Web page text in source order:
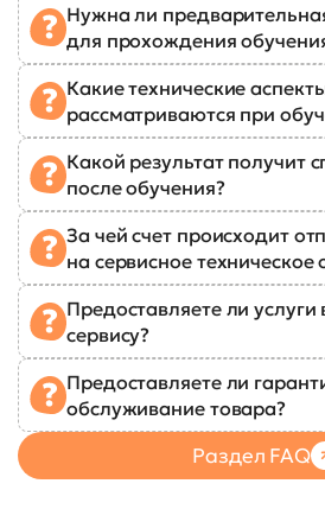
Нужна ли
для прохождения
Какие технические
рассматриваются при
Какой результат получит
после обучения?
За чей счет происходит
на сервисное
Предоставляете ли услуги
сервису?
Предоставляете ли
обслуживание товара?
Раздел FAQ